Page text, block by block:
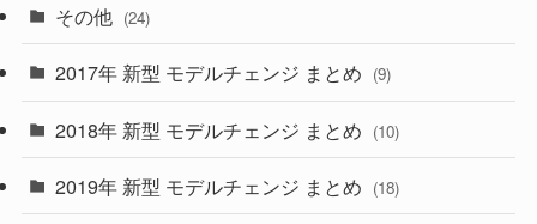
(4)
(30)
(27)
(33)
(10)
(35)
その他 (24)
2017年 新型 モデルチェンジ まとめ (9)
2018年 新型 モデルチェンジ まとめ (10)
2019年 新型 モデルチェンジ まとめ (18)